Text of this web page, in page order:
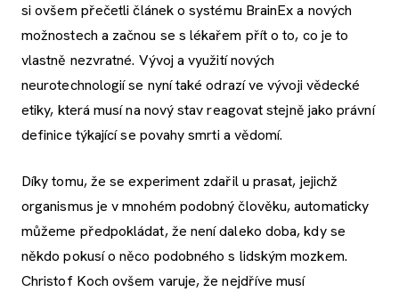
si ovšem přečetli článek o systému BrainEx a nových
možnostech a začnou se s lékařem přít o to, co je to
vlastně nezvratné. Vývoj a využití nových
neurotechnologií se nyní také odrazí ve vývoji vědecké
etiky, která musí na nový stav reagovat stejně jako právní
definice týkající se povahy smrti a vědomí.
Díky tomu, že se experiment zdařil u prasat, jejichž
organismus je v mnohém podobný člověku, automaticky
můžeme předpokládat, že není daleko doba, kdy se
někdo pokusí o něco podobného s lidským mozkem.
Christof Koch ovšem varuje, že nejdříve musí